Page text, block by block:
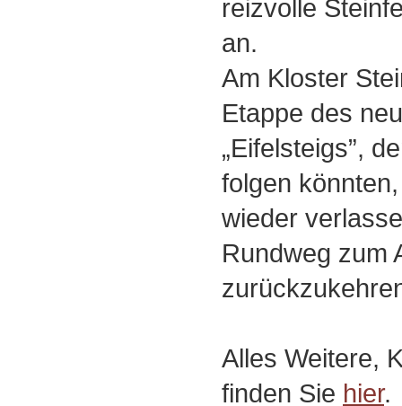
reizvolle
an.
Am Kloster
Etappe des
„Eifelsteigs”,
folgen
wieder
Rundweg zum
Alles Weitere,
finden Sie hier.